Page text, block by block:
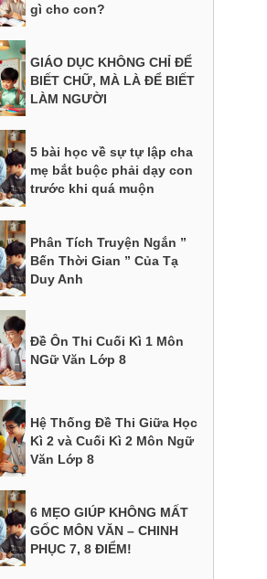
gì cho con?
GIÁO DỤC KHÔNG CHỈ ĐỂ
BIẾT CHỮ, MÀ LÀ ĐỂ BIẾT
LÀM NGƯỜI
5 bài học về sự tự lập cha
mẹ bắt buộc phải dạy con
trước khi quá muộn
Phân Tích Truyện Ngắn ”
Bến Thời Gian ” Của Tạ
Duy Anh
Đề Ôn Thi Cuối Kì 1 Môn
NGữ Văn Lớp 8
Hệ Thống Đề Thi Giữa Học
Kì 2 và Cuối Kì 2 Môn Ngữ
Văn Lớp 8
6 MẸO GIÚP KHÔNG MẤT
GỐC MÔN VĂN – CHINH
PHỤC 7, 8 ĐIỂM!